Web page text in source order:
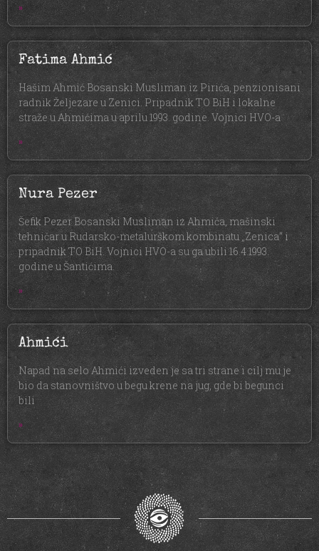
»
Fatima Ahmić
Hašim Ahmić Bosanski Musliman iz Pirića, penzionisani
radnik Željezare u Zenici. Pripadnik TO BiH i lokalne
straže u Ahmićima u aprilu 1993. godine. Vojnici HVO-a
»
Nura Pezer
Šefik Pezer Bosanski Musliman iz Ahmića, mašinski
tehničar u Rudarsko-metalurškom kombinatu „Zenica“ i
pripadnik TO BiH. Vojnici HVO-a su ga ubili 16.4.1993.
godine u Šantićima.
»
Ahmići
Napad na selo Ahmići izveden je sa tri strane i cilj mu je
bio da stanovništvo u begu krene na jug, gde bi begunci
bili
»